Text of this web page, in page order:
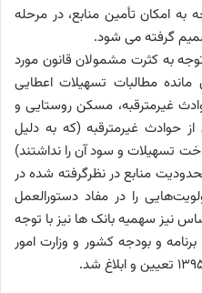
به امکان تأمین منابع، در مرحله
گرفته می شود.
به کثرت مشمولان قانون مورد
مانده مطالبات تسهیلات اعطایی
غیرمترقبه، مسکن روستایی و
حوادث غیرمترقبه (که به دلیل
تسهیلات و سود آن را نداشتند)
منابع در نظرگرفته شده در
را در مفاد دستورالعمل
نیز سهمیه بانک ها نیز با توجه
و بودجه کشور و وزارت امور